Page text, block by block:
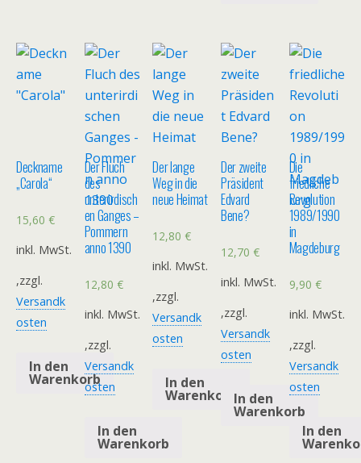
Deckname
„Carola“
15,60 €
inkl. MwSt.
,zzgl.
Versandk
osten
In den
Warenkorb
Der Fluch
des
unterirdisch
en Ganges –
Pommern
anno 1390
12,80 €
inkl. MwSt.
,zzgl.
Versandk
osten
In den
Warenkorb
Der lange
Weg in die
neue Heimat
12,80€
inkl. MwSt.
,zzgl.
Versandk
osten
In den
Warenkorb
Der zweite
Präsident
Edvard
Bene?
12,70 €
inkl. MwSt.
,zzgl.
Versandk
osten
In den
Warenkorb
Die
friedliche
Revolution
1989/1990
in
Magdeburg
9,90 €
inkl. MwSt.
,zzgl.
Versandk
osten
In den